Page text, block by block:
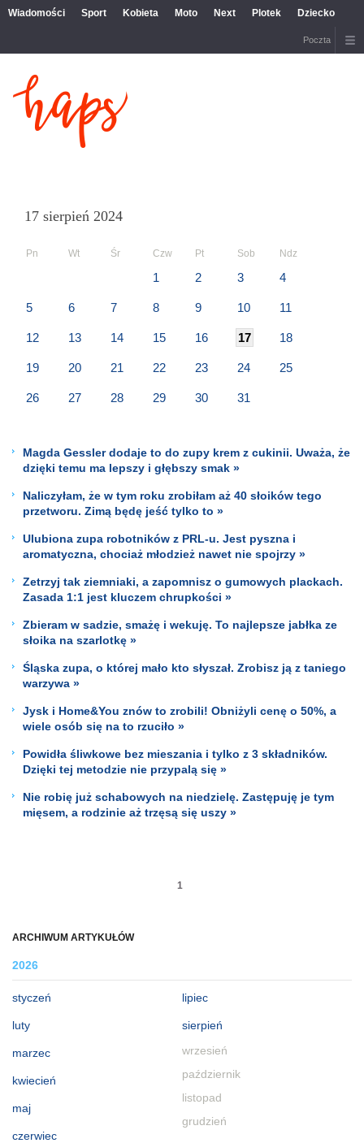
Wiadomości Sport Kobieta Moto Next Plotek Dziecko
Poczta
ARCHIWUM ARTYKUŁÓW
2026
styczeń
luty
marzec
kwiecień
maj
czerwiec
lipiec
sierpień
wrzesień
październik
listopad
grudzień
17 sierpień 2024
Pn Wt Śr Czw Pt Sob Ndz
1 2 3 4
5 6 7 8 9 10 11
12 13 14 15 16 17 18
19 20 21 22 23 24 25
26 27 28 29 30 31
Magda Gessler dodaje to do zupy krem z cukinii. Uważa, że
dzięki temu ma lepszy i głębszy smak »
Naliczyłam, że w tym roku zrobiłam aż 40 słoików tego
przetworu. Zimą będę jeść tylko to »
Ulubiona zupa robotników z PRL-u. Jest pyszna i
aromatyczna, chociaż młodzież nawet nie spojrzy »
Zetrzyj tak ziemniaki, a zapomnisz o gumowych plackach.
Zasada 1:1 jest kluczem chrupkości »
Zbieram w sadzie, smażę i wekuję. To najlepsze jabłka ze
słoika na szarlotkę »
Śląska zupa, o której mało kto słyszał. Zrobisz ją z taniego
warzywa »
Jysk i Home&You znów to zrobili! Obniżyli cenę o 50%, a
wiele osób się na to rzuciło »
Powidła śliwkowe bez mieszania i tylko z 3 składników.
Dzięki tej metodzie nie przypalą się »
Nie robię już schabowych na niedzielę. Zastępuję je tym
mięsem, a rodzinie aż trzęsą się uszy »
1